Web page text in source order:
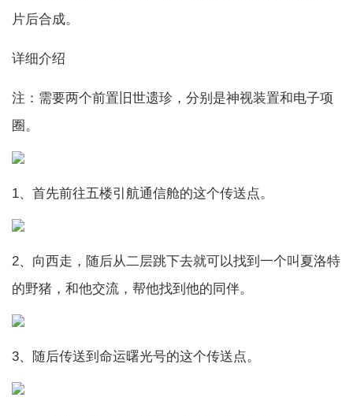
片后合成。
详细介绍
注：需要两个前置旧世遗珍，分别是神视装置和电子项
圈。
1、首先前往五楼引航通信舱的这个传送点。
2、向西走，随后从二层跳下去就可以找到一个叫夏洛特
的野猪，和他交流，帮他找到他的同伴。
3、随后传送到命运曙光号的这个传送点。